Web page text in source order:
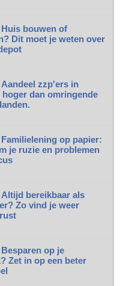
Huis bouwen of
Dit moet je weten over
Aandeel zzp'ers in
hoger dan omringende
Familielening op papier:
je ruzie en problemen
Altijd bereikbaar als
Zo vind je weer
Besparen op je
Zet in op een beter